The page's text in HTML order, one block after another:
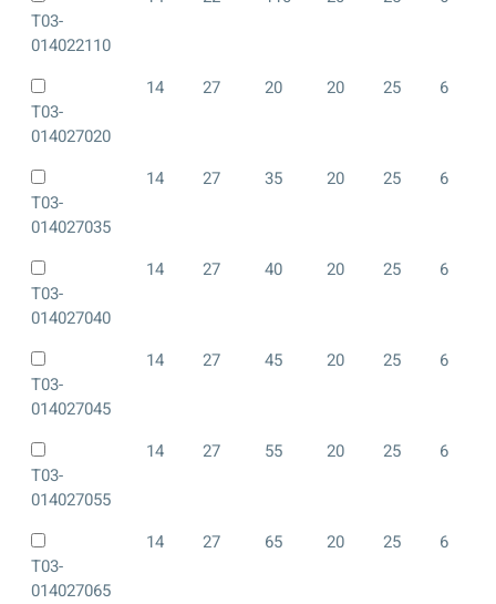
T03-
014022110
T03-
014027020
14 27 20 20 25 6
T03-
014027035
14 27 35 20 25 6
T03-
014027040
14 27 40 20 25 6
T03-
014027045
14 27 45 20 25 6
T03-
014027055
14 27 55 20 25 6
T03-
014027065
14 27 65 20 25 6